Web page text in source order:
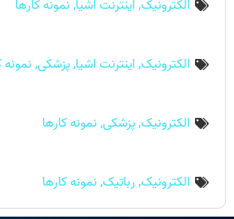
الکترونیک,اینترنت اشیا,نمونه کارها
الکترونیک,اینترنت اشیا,پزشکی,نمونه
الکترونیک,پزشکی,نمونه کارها
الکترونیک,رباتیک,نمونه کارها